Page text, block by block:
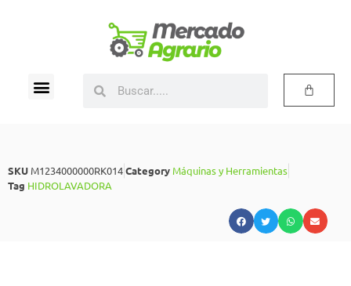
SKU M1234000000RK014Category Máquinas y Herramientas
Tag HIDROLAVADORA